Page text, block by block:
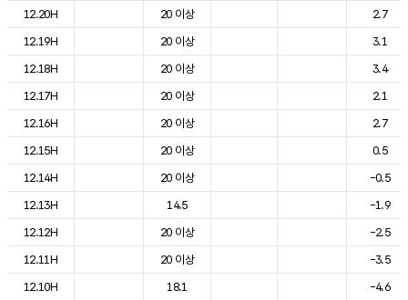
12.20H
20 이상
2.7
12.19H
20 이상
3.1
12.18H
20 이상
3.4
12.17H
20 이상
2.1
12.16H
20 이상
2.7
12.15H
20 이상
0.5
12.14H
20 이상
-0.5
12.13H
14.5
-1.9
12.12H
20 이상
-2.5
12.11H
20 이상
-3.5
12.10H
18.1
-4.6